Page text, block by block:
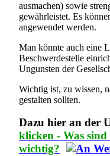
ausmachen) sowie
gewährleistet. Es
angewendet werden.
Man könnte auch eine
Beschwerdestelle
Ungunsten der
Wichtig ist, zu wissen,
gestalten sollten.
Dazu hier an der
klicken - Was
wichtig?